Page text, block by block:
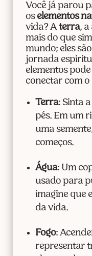
Você já parou
os elementos
vida? Aterra, a
mais do que
mundo; eles são
jornada
elementos
conectar com o
Terra: Sinta
pés. Em um
uma
começos.
Água: Um
usado para
imagine que
da vida.
Fogo:
representar